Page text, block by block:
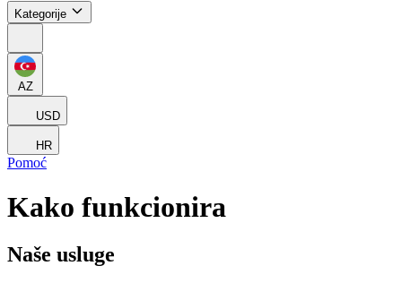
Kategorije
AZ
USD
HR
Pomoć
Kako funkcionira
Naše usluge